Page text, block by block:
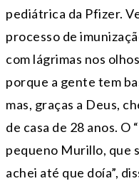
pediátrica da Pfizer.
processo de
com lágrimas nos
porque a gente tem
mas, graças a Deus,
de casa de 28 anos. O
pequeno Murillo, que
achei até que doía”,